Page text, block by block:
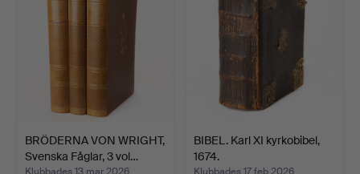
BRÖDERNA VON WRIGHT,
Svenska Fåglar, 3 vol…
BIBEL. Karl XI kyrkobibel,
1674.